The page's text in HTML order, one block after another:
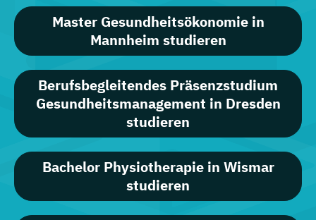
Master Gesundheitsökonomie in
Mannheim studieren
Berufsbegleitendes Präsenzstudium
Gesundheitsmanagement in Dresden
studieren
Bachelor Physiotherapie in Wismar
studieren